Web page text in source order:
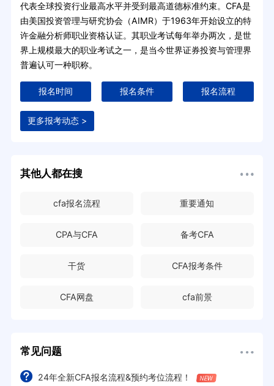
代表全球投资行业最高水平并受到最高道德标准约束。CFA是
由美国投资管理与研究协会（AIMR）于1963年开始设立的特
许金融分析师职业资格认证。其职业考试每年举办两次，是世
界上规模最大的职业考试之一，是当今世界证券投资与管理界
普遍认可一种职称。
报名时间 报名条件 报名流程
更多报考动态 >
其他人都在搜
cfa报名流程 重要通知
CPA与CFA 备考CFA
干货 CFA报考条件
CFA网盘 cfa前景
常见问题
24年全新CFA报名流程&预约考位流程！